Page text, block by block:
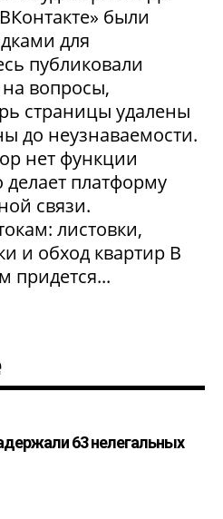
были
для
публиковали
вопросы,
страницы удалены
до неузнаваемости.
нет функции
платформу
связи.
листовки,
и обход квартир В
придется...
63 нелегальных